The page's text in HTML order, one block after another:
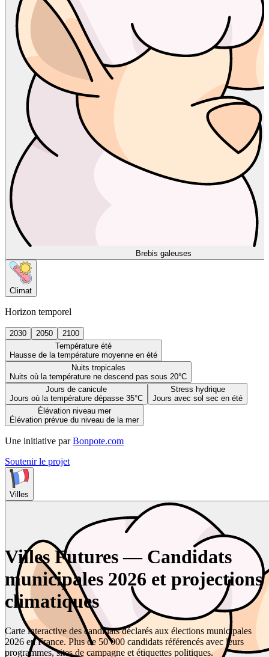
Brebis galeuses
Climat
Horizon temporel
2030 2050
2100
Température été
Hausse de la température moyenne en été
Nuits tropicales
Nuits où la température ne descend pas sous 20°C
Jours de canicule
Jours où la température dépasse 35°C
Stress hydrique
Jours avec sol sec en été
Élévation niveau mer
Élévation prévue du niveau de la mer
Une initiative par Bonpote.com
Soutenir le projet
Villes
Villes Futures — Candidats
municipales 2026 et projections
climatiques
Carte interactive des candidats déclarés aux élections municipales
2026 en France. Plus de 50 000 candidats référencés avec leurs
programmes, sites de campagne et étiquettes politiques.